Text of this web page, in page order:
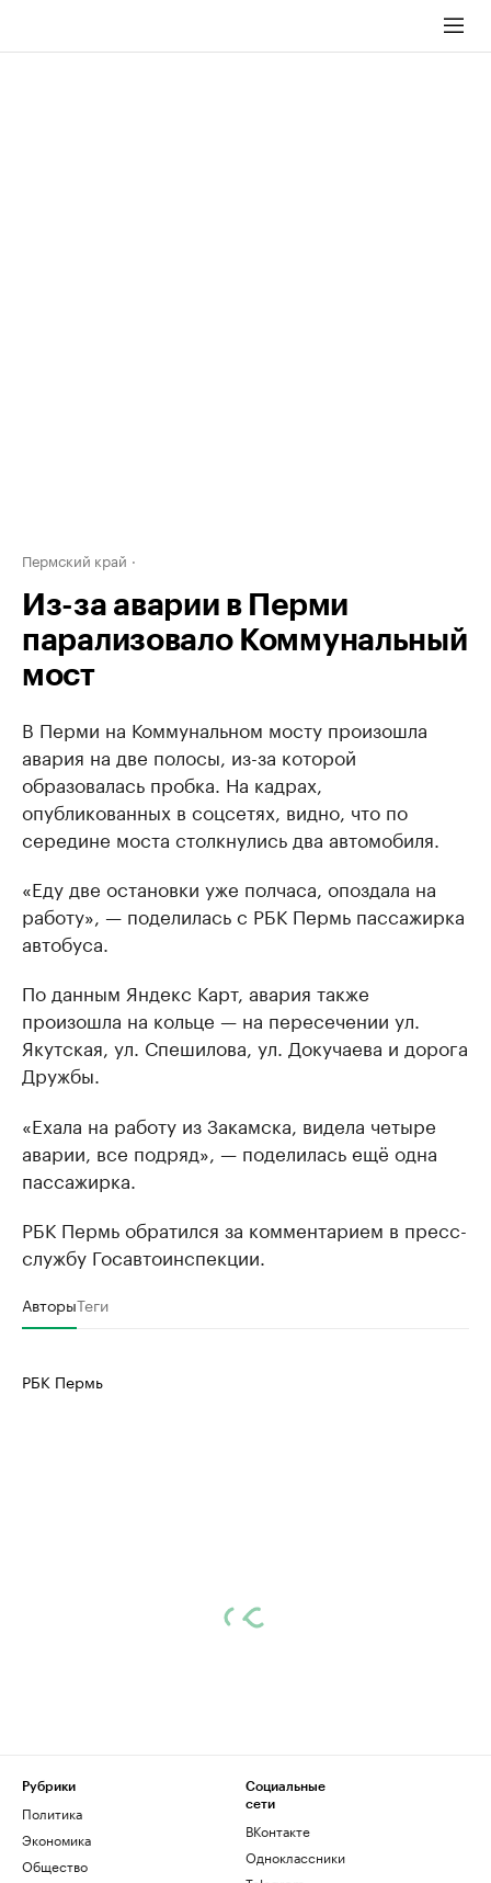
Пермский край
Из-за аварии в Перми
парализовало Коммунальный
мост
В Перми на Коммунальном мосту произошла
авария на две полосы, из-за которой
образовалась пробка. На кадрах,
опубликованных в соцсетях, видно, что по
середине моста столкнулись два автомобиля.
«Еду две остановки уже полчаса, опоздала на
работу», — поделилась с РБК Пермь пассажирка
автобуса.
По данным Яндекс Карт, авария также
произошла на кольце — на пересечении ул.
Якутская, ул. Спешилова, ул. Докучаева и дорога
Дружбы.
«Ехала на работу из Закамска, видела четыре
аварии, все подряд», — поделилась ещё одна
пассажирка.
РБК Пермь обратился за комментарием в пресс-
службу Госавтоинспекции.
АвторыТеги
РБК Пермь
Рубрики
Политика
Экономика
Общество
Социальные
сети
ВКонтакте
Одноклассники